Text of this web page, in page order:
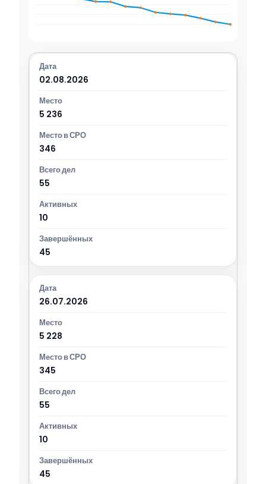
02.08.2026
5 236
346
55
10
45
26.07.2026
5 228
345
55
10
45